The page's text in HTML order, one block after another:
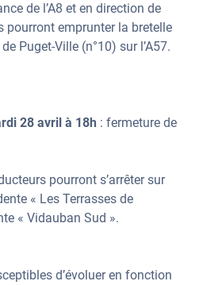
de l’A8 et en direction de
pourront emprunter la bretelle
Puget-Ville (n°10) sur l’A57.
28 avril à 18h : fermeture de
pourront s’arrêter sur
« Les Terrasses de
« Vidauban Sud ».
d’évoluer en fonction